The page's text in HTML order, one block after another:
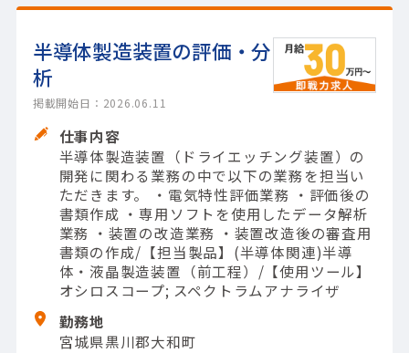
半導体製造装置の評価・分
析
掲載開始日：2026.06.11
仕事内容
半導体製造装置（ドライエッチング装置）の
開発に関わる業務の中で以下の業務を担当い
ただきます。 ・電気特性評価業務 ・評価後の
書類作成 ・専用ソフトを使用したデータ解析
業務 ・装置の改造業務 ・装置改造後の審査用
書類の作成/【担当製品】(半導体関連)半導
体・液晶製造装置（前工程）/【使用ツール】
オシロスコープ; スペクトラムアナライザ
勤務地
宮城県黒川郡大和町